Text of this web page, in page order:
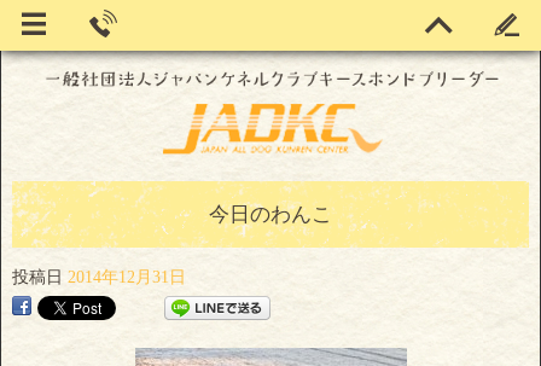
今日のわんこ
投稿日 2014年12月31日